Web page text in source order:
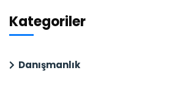
Kategoriler
Danışmanlık